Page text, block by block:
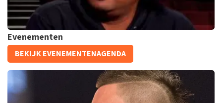
Daniel Arends
878+reviews
Evenementen
BEKIJK EVENEMENTENAGENDA